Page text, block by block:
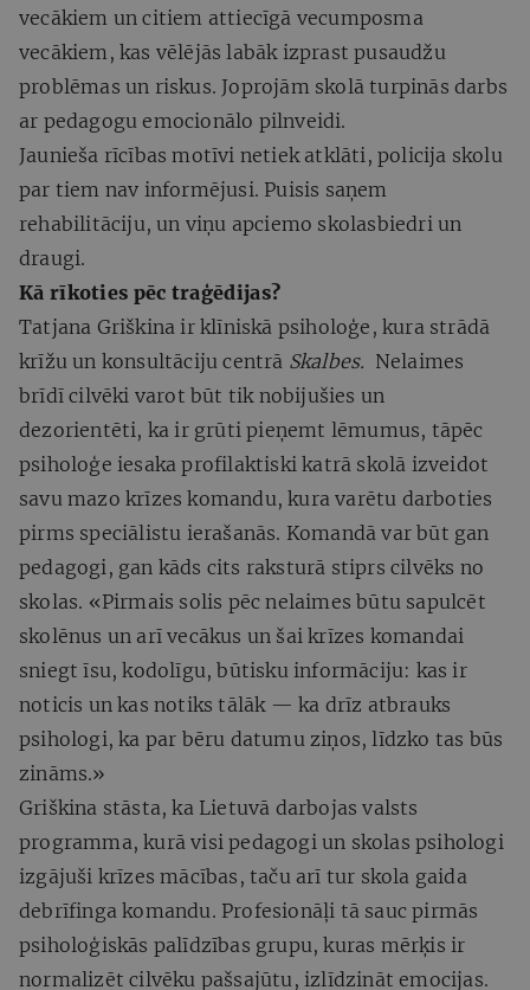
vecākiem un citiem attiecīgā vecumposma
vecākiem, kas vēlējās labāk izprast pusaudžu
problēmas un riskus. Joprojām skolā turpinās darbs
ar pedagogu emocionālo pilnveidi.
Jaunieša rīcības motīvi netiek atklāti, policija skolu
par tiem nav informējusi. Puisis saņem
rehabilitāciju, un viņu apciemo skolasbiedri un
draugi.
Kā rīkoties pēc traģēdijas?
Tatjana Griškina ir klīniskā psiholoģe, kura strādā
krīžu un konsultāciju centrā Skalbes. Nelaimes
brīdī cilvēki varot būt tik nobijušies un
dezorientēti, ka ir grūti pieņemt lēmumus, tāpēc
psiholoģe iesaka profilaktiski katrā skolā izveidot
savu mazo krīzes komandu, kura varētu darboties
pirms speciālistu ierašanās. Komandā var būt gan
pedagogi, gan kāds cits raksturā stiprs cilvēks no
skolas. «Pirmais solis pēc nelaimes būtu sapulcēt
skolēnus un arī vecākus un šai krīzes komandai
sniegt īsu, kodolīgu, būtisku informāciju: kas ir
noticis un kas notiks tālāk — ka drīz atbrauks
psihologi, ka par bēru datumu ziņos, līdzko tas būs
zināms.»
Griškina stāsta, ka Lietuvā darbojas valsts
programma, kurā visi pedagogi un skolas psihologi
izgājuši krīzes mācības, taču arī tur skola gaida
debrīfinga komandu. Profesionāļi tā sauc pirmās
psiholoģiskās palīdzības grupu, kuras mērķis ir
normalizēt cilvēku pašsajūtu, izlīdzināt emocijas.